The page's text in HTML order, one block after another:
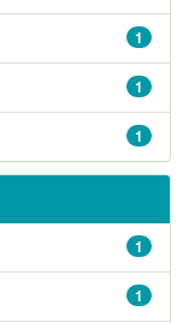
1
1
1
1
1